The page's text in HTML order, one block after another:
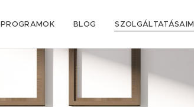
PROGRAMOK BLOG SZOLGÁLTATÁSAIM